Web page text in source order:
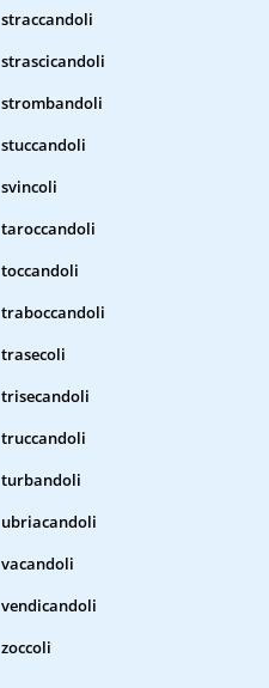
straccandoli
strascicandoli
strombandoli
stuccandoli
svincoli
taroccandoli
toccandoli
traboccandoli
trasecoli
trisecandoli
truccandoli
turbandoli
ubriacandoli
vacandoli
vendicandoli
zoccoli